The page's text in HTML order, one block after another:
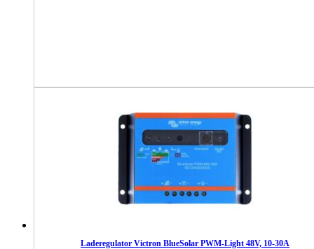
Laderegulator Victron BlueSolar PWM-Light 48V, 10-30A